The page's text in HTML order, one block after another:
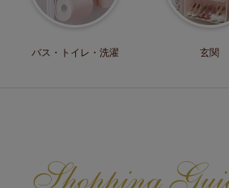
バス・トイレ・ 洗濯 玄関